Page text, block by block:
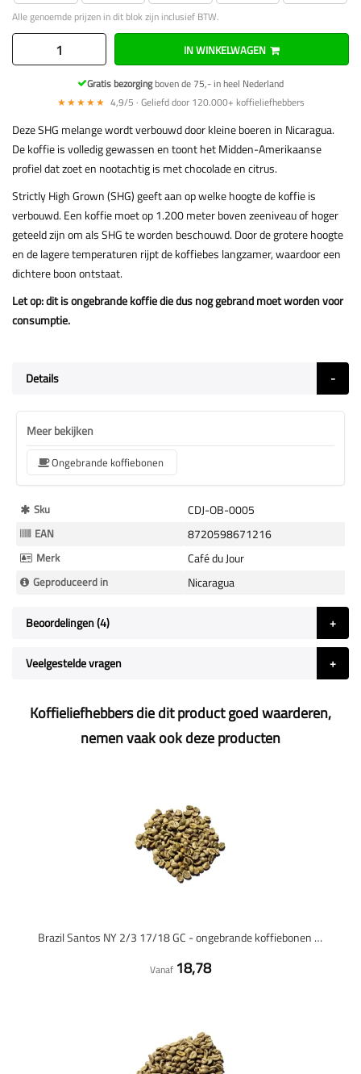
Alle genoemde prijzen in dit blok zijn inclusief BTW.
IN WINKELWAGEN
Gratis bezorgingboven de 75,- in heel Nederland
★★★★★ 4,9/5 · Geliefd door 120.000+ koffieliefhebbers
Deze SHG melange wordt verbouwd door kleine boeren in Nicaragua.
De koffie is volledig gewassen en toont het Midden-Amerikaanse
profiel dat zoet en nootachtig is met chocolade en citrus.
Strictly High Grown (SHG) geeft aan op welke hoogte de koffie is
verbouwd. Een koffie moet op 1.200 meter boven zeeniveau of hoger
geteeld zijn om als SHG te worden beschouwd. Door de grotere hoogte
en de lagere temperaturen rijpt de koffiebes langzamer, waardoor een
dichtere boon ontstaat.
Let op: dit is ongebrande koffie die dus nog gebrand moet worden voor
consumptie.
Details
Meer bekijken
Ongebrande koffiebonen
Meer
Informatie
Sku CDJ-OB-0005
EAN 8720598671216
Merk Café du Jour
Geproduceerd in Nicaragua
Beoordelingen 4
Veelgestelde vragen
Koffieliefhebbers die dit product goed waarderen,
nemen vaak ook deze producten
Brazil Santos NY 2/3 17/18 GC - ongebrande koffiebonen - 1 kilo
Vanaf 18,78